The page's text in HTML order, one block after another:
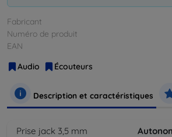
Fabricant
Numéro de produit
EAN
Audio
Écouteurs
Description et caractéristiques
Prise jack 3,5 mm